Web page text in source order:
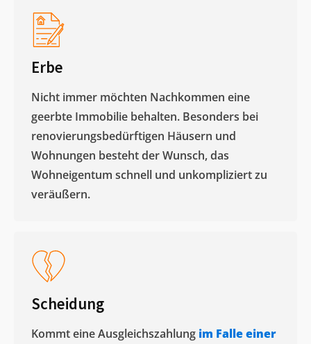
Erbe
Nicht immer möchten Nachkommen eine
geerbte Immobilie behalten. Besonders bei
renovierungsbedürftigen Häusern und
Wohnungen besteht der Wunsch, das
Wohneigentum schnell und unkompliziert zu
veräußern. ​
Scheidung
Kommt eine Ausgleichszahlung im Falle einer